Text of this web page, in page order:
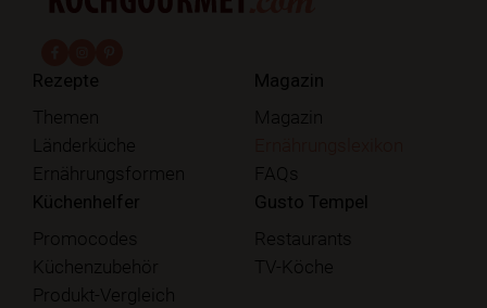
Rezepte
Themen
Länderküche
Ernährungsformen
Magazin
Magazin
FAQs
Küchenhelfer
Promocodes
Küchenzubehör
Produkt-Vergleich
Gusto Tempel
Restaurants
TV-Köche